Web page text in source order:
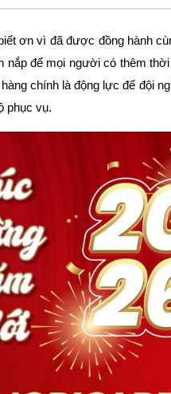
ơn vì đã được đồng hành
nắp để mọi người có thêm
chính là động lực để đội
phục vụ.